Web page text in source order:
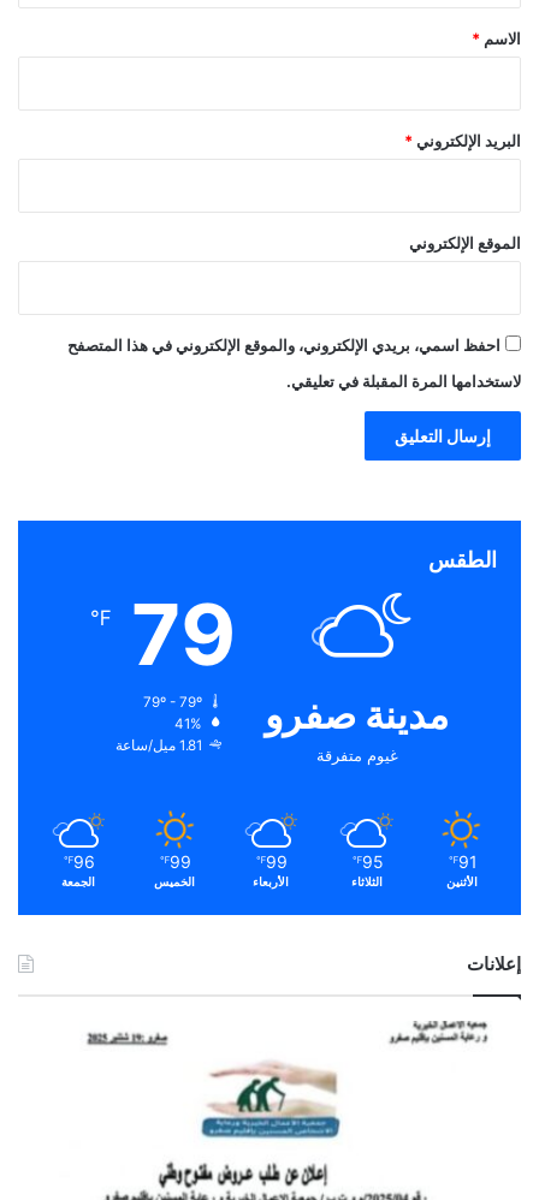
*
الاسم *
البريد الإلكتروني *
الموقع الإلكتروني
احفظ اسمي، بريدي الإلكتروني، والموقع الإلكتروني في هذا المتصفح
لاستخدامها المرة المقبلة في تعليقي.
الطقس
مدينة صفرو
غيوم متفرقة
79
℉
41%
1.81 ميل/ساعة
91
℉
الأثنين
95
℉
الثلاثاء
99
℉
الأربعاء
99
℉
الخميس
96
℉
الجمعة
إعلانات